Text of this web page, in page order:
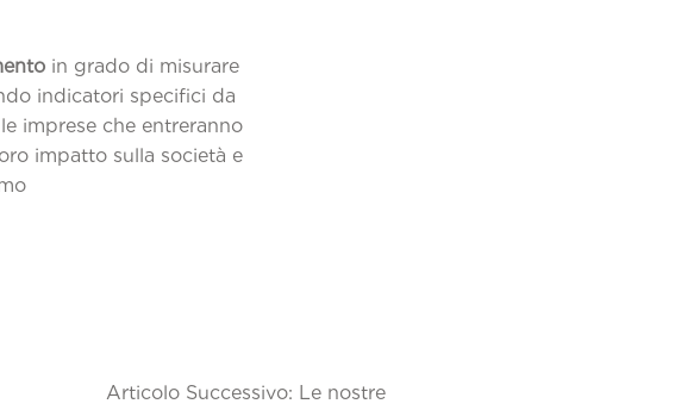
in grado di misurare
indicatori specifici da
imprese che entreranno
impatto sulla società e
Articolo Successivo: Le nostre